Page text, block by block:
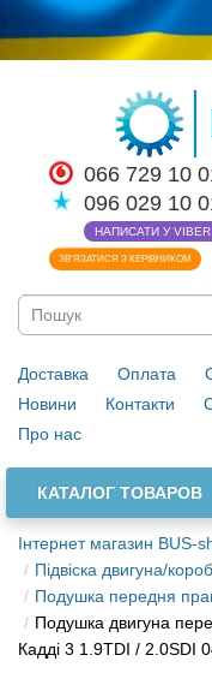
066 729 10
096 029 10
НАПИСАТИ У VIBER
ЗВ’ЯЗАТИСЯ З КЕРІВНИКОМ
Доставка Оплата
Новини
Контакти
Про нас
КАТАЛОГ ТОВАРОВ
Інтернет магазин BUS-
Підвіска двигуна/
Подушка передня
Подушка двигуна
Кадді 3 1.9TDI / 2.0SDI